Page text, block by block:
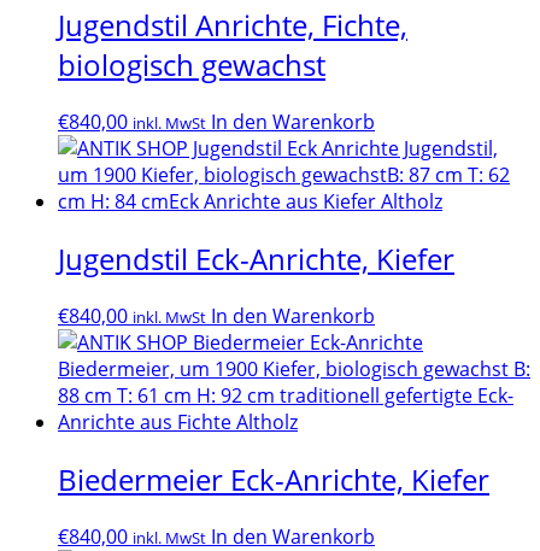
Jugendstil Anrichte, Fichte,
biologisch gewachst
€840,00 inkl. MwSt In den Warenkorb
Jugendstil Eck-Anrichte, Kiefer
€840,00 inkl. MwSt In den Warenkorb
Biedermeier Eck-Anrichte, Kiefer
€840,00 inkl. MwSt In den Warenkorb